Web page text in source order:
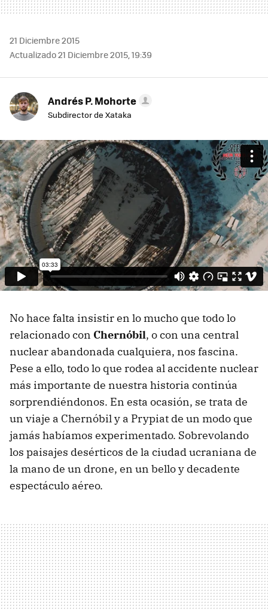
21 Diciembre 2015
Actualizado 21 Diciembre 2015, 19:39
Andrés P. Mohorte
Subdirector de Xataka
No hace falta insistir en lo mucho que todo lo
relacionado con Chernóbil, o con una central
nuclear abandonada cualquiera, nos fascina.
Pese a ello, todo lo que rodea al accidente nuclear
más importante de nuestra historia continúa
sorprendiéndonos. En esta ocasión, se trata de
un viaje a Chernóbil y a Prypiat de un modo que
jamás habíamos experimentado. Sobrevolando
los paisajes desérticos de la ciudad ucraniana de
la mano de un drone, en un bello y decadente
espectáculo aéreo.